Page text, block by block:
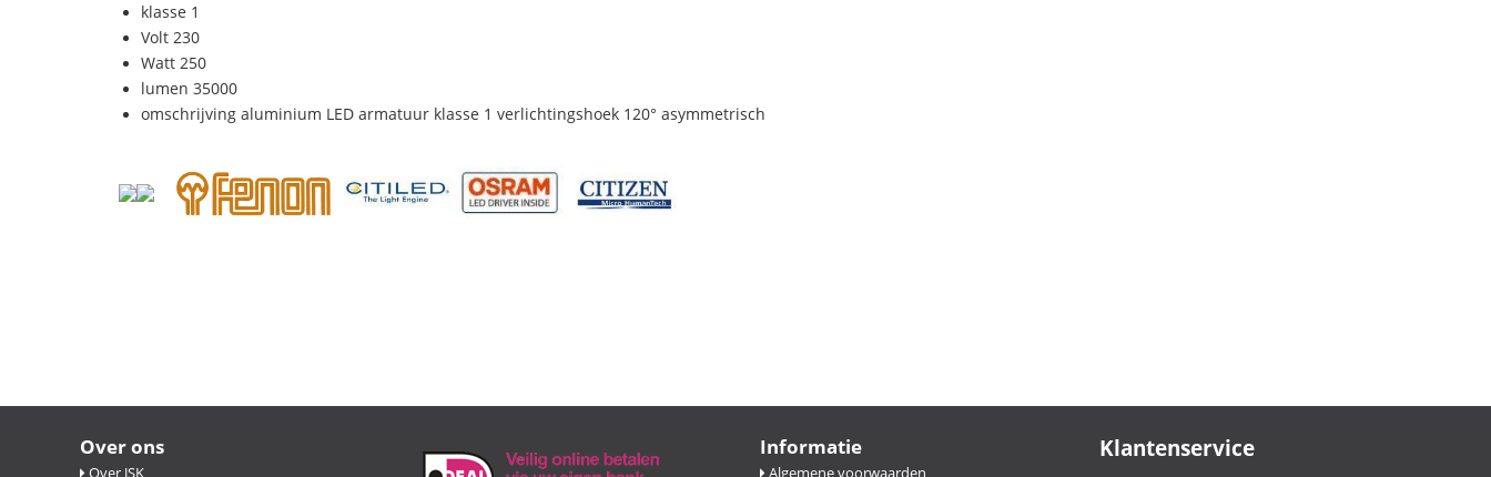
klasse 1
Volt 230
Watt 250
lumen 35000
omschrijving aluminium LED armatuur klasse 1 verlichtingshoek 120° asymmetrisch
Over ons Informatie Klantenservice